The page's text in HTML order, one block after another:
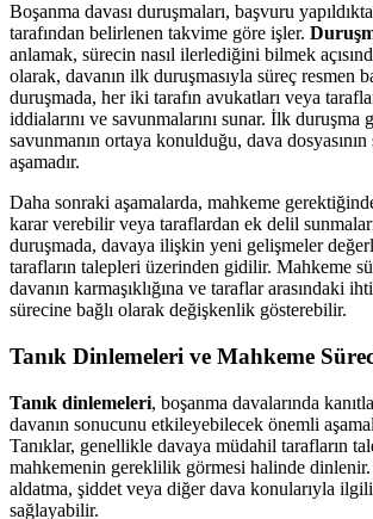
Boşanma davası duruşmaları, başvuru
tarafından belirlenen takvime göre işler.
anlamak, sürecin nasıl ilerlediğini bilmek
olarak, davanın ilk duruşmasıyla süreç resmen
duruşmada, her iki tarafın avukatları veya
iddialarını ve savunmalarını sunar. İlk
savunmanın ortaya konulduğu, dava
aşamadır.
Daha sonraki aşamalarda, mahkeme
karar verebilir veya taraflardan ek delil
duruşmada, davaya ilişkin yeni gelişmeler
tarafların talepleri üzerinden gidilir. Mahkeme
davanın karmaşıklığına ve taraflar arasındaki
sürecine bağlı olarak değişkenlik gösterebilir.
Tanık Dinlemeleri ve Mahkeme
Tanık dinlemeleri, boşanma davalarında
davanın sonucunu etkileyebilecek önemli
Tanıklar, genellikle davaya müdahil tarafların
mahkemenin gereklilik görmesi halinde dinlenir.
aldatma, şiddet veya diğer dava konularıyla
sağlayabilir.